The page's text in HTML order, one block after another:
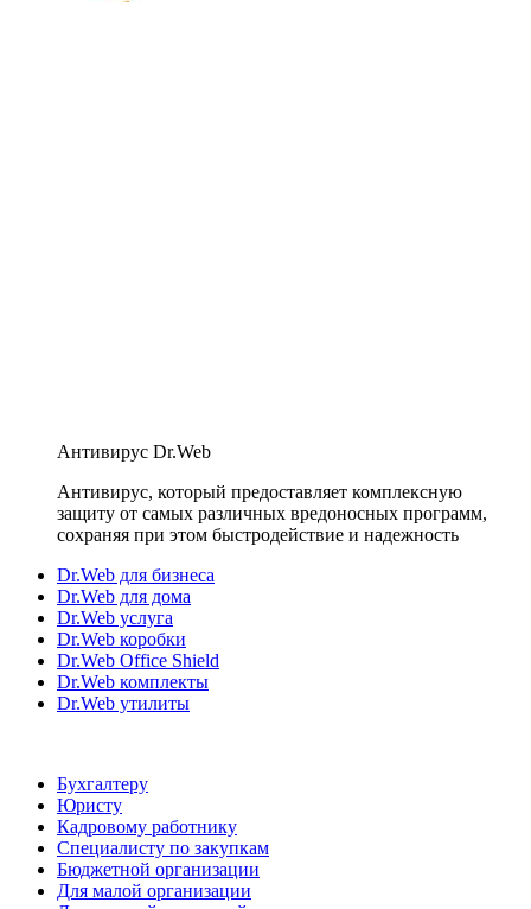
Антивирус Dr.Web
Антивирус, который предоставляет комплексную
защиту от самых различных вредоносных программ,
сохраняя при этом быстродействие и надежность
Dr.Web для бизнеса
Dr.Web для дома
Dr.Web услуга
Dr.Web коробки
Dr.Web Office Shield
Dr.Web комплекты
Dr.Web утилиты
Бухгалтеру
Юристу
Кадровому работнику
Специалисту по закупкам
Бюджетной организации
Для малой организации